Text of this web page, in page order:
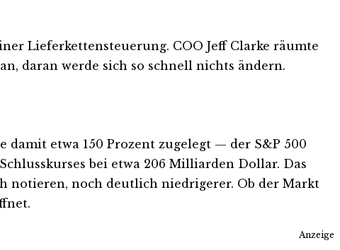
Lieferkettensteuerung. COO Jeff Clarke räumte
daran werde sich so schnell nichts ändern.
damit etwa 150 Prozent zugelegt — der S&P 500
bei etwa 206 Milliarden Dollar. Das
notieren, noch deutlich niedrigerer. Ob der Markt
Anzeige